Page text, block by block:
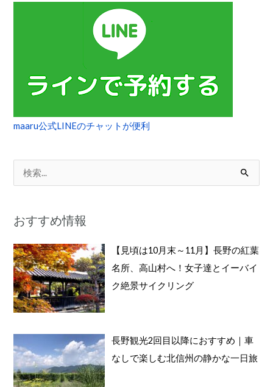
間）
maaru公式LINEのチャットが便利
象
:
おすすめ情報
【見頃は10月末～11月】長野の紅葉
名所、高山村へ！女子達とイーバイ
ク絶景サイクリング
長野観光2回目以降におすすめ｜車
なしで楽しむ北信州の静かな一日旅